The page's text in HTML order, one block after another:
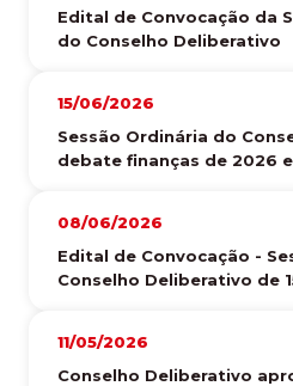
Edital de Convocação da
do Conselho Deliberativo
15/06/2026
Sessão Ordinária do
debate finanças de 2026
08/06/2026
Edital de Convocação -
Conselho Deliberativo de
11/05/2026
Conselho Deliberativo